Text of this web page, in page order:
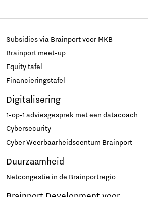
Subsidies via Brainport voor MKB
Brainport meet-up
Equity tafel
Financieringstafel
Digitalisering
1-op-1 adviesgesprek met een datacoach
Cybersecurity
Cyber Weerbaarheidscentum Brainport
Duurzaamheid
Netcongestie in de Brainportregio